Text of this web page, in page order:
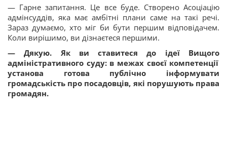
— Гарне запитання. Це все буде. Створено Асоціацію
адмінсуддів, яка має амбітні плани саме на такі речі.
Зараз думаємо, хто міг би бути першим відповідачем.
Коли вирішимо, ви дізнаєтеся першими.
— Дякую. Як ви ставитеся до ідеї Вищого
адміністративного суду: в межах своєї компетенції
установа готова публічно інформувати
громадськість про посадовців, які порушують права
громадян.